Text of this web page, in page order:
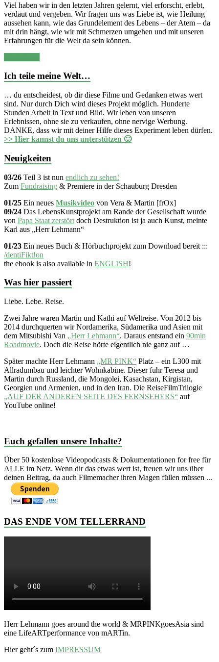
Viel haben wir in den letzten Jahren gelernt, viel erforscht, erlebt,
verdaut und vergeben. Wir fragen uns was Liebe ist, wie Heilung
aussehen kann, wie das Grundelement des Lebens – der Atem – da
mit drin hängt, wie wir mit Schmerzen umgehen und mit unseren
Erfahrungen für die Welt da sein können.
Ich teile meine Welt…
… du entscheidest, ob dir diese Filme und Gedanken etwas wert
sind. Nur durch Dich wird dieses Projekt möglich. Hunderte
Stunden Arbeit in Text und Bild. Wir leben von unseren
Erlebnissen, ohne sie zu verkaufen, ohne nervige Werbung.
DANKE, dass wir mit deiner Hilfe dieses Experiment leben dürfen.
>> Hier kannst du uns unterstützen 🙂
Neuigkeiten
03/26 Teil 3 ist nun endlich zu sehen!
Zum Fundraising & Premiere in der Schauburg Dresden
01/25 Ein neues Musikvideo von Vera & Martin [frOx]
09/24 Das LebensKunstprojekt am Rande der Gesellschaft wurde
von Papa Staat zerstört doch Destruktion ist ja auch Kunst, meinte
Karl aus „Herr Lehmann“
01/23 Ein neues Buch & Hörbuchprojekt zum Download bereit :::
/dentiFikt!on
the ebook is also available in ENGLISH!
Was hier passiert
Liebe. Lebe. Reise.
Zwei Jahre waren Martin und Kathi auf Weltreise. Von 2012 bis
2014 durchquerten wir Nordamerika, Südamerika und Asien mit
dem Mitsubishi Van „Herr Lehmann“. Daraus entstand ein 90min
Roadmovie. Doch die Reise hörte eigentlich nie ganz auf …
Später machte Herr Lehmann „MR PINK“ Platz – ein L300 mit
Allradumbau und leichter Wohnkabine. Dieser fuhr Teresa und
Martin durch Russland, die Mongolei, Kasachstan, Kirgistan,
Georgien und Armenien, und in den Iran. Die ReiseFilmTrilogie
„AUF DER ANDEREN SEITE DES FERNSEHERS“ auf
YouTube online!
Euch gefallen unsere Inhalte?
Über 50 kostenlose Videopodcasts & Dokumentationen for free für
ALLE im Netz. Wenn dir das etwas wert ist, freuen wir uns über
deinen Beitrag, da auch Filmemacher ihren Magen füllen müssen ...
DAS ENDE VOM TELLERRAND
Herr Lehmann goes around the world & MRPINKgoesAsia sind
eine LifeARTperformance von mARTin.
Hier geht´s zum IMPRESSUM